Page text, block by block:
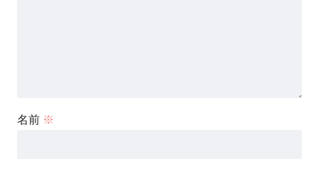
名前 ※